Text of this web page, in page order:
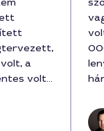
a
volt.